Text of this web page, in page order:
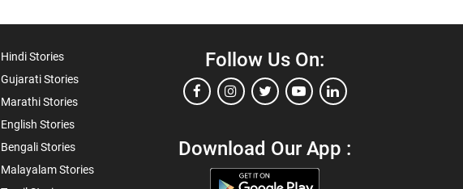
Hindi Stories
Gujarati Stories
Marathi Stories
English Stories
Bengali Stories
Malayalam Stories
Follow Us On:
Download Our App :